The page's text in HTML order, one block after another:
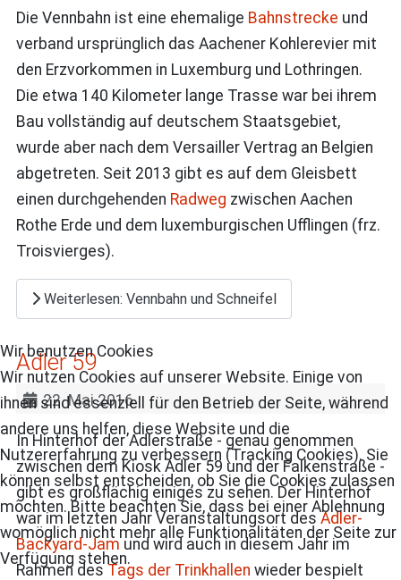
Die Vennbahn ist eine ehemalige Bahnstrecke und
verband ursprünglich das Aachener Kohlerevier mit
den Erzvorkommen in Luxemburg und Lothringen.
Die etwa 140 Kilometer lange Trasse war bei ihrem
Bau vollständig auf deutschem Staatsgebiet,
wurde aber nach dem Versailler Vertrag an Belgien
abgetreten. Seit 2013 gibt es auf dem Gleisbett
einen durchgehenden Radweg zwischen Aachen
Rothe Erde und dem luxemburgischen Ufflingen (frz.
Troisvierges).
Weiterlesen: Vennbahn und Schneifel
Adler 59
22. Mai 2016
In Hinterhof der Adlerstraße - genau genommen
zwischen dem Kiosk Adler 59 und der Falkenstraße -
gibt es großflächig einiges zu sehen. Der Hinterhof
war im letzten Jahr Veranstaltungsort desAdler-
Backyard-Jamund wird auch in diesem Jahr im
Rahmen desTags der Trinkhallen wieder bespielt
Wir benutzen Cookies
Wir nutzen Cookies auf unserer Website. Einige von
ihnen sind essenziell für den Betrieb der Seite, während
andere uns helfen, diese Website und die
Nutzererfahrung zu verbessern (Tracking Cookies). Sie
können selbst entscheiden, ob Sie die Cookies zulassen
möchten. Bitte beachten Sie, dass bei einer Ablehnung
womöglich nicht mehr alle Funktionalitäten der Seite zur
Verfügung stehen.